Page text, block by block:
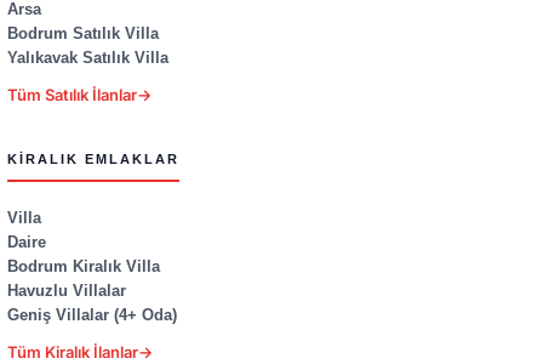
Arsa
Bodrum Satılık Villa
Yalıkavak Satılık Villa
Tüm Satılık İlanlar→
KIRALIK EMLAKLAR
Villa
Daire
Bodrum Kiralık Villa
Havuzlu Villalar
Geniş Villalar (4+ Oda)
Tüm Kiralık İlanlar→